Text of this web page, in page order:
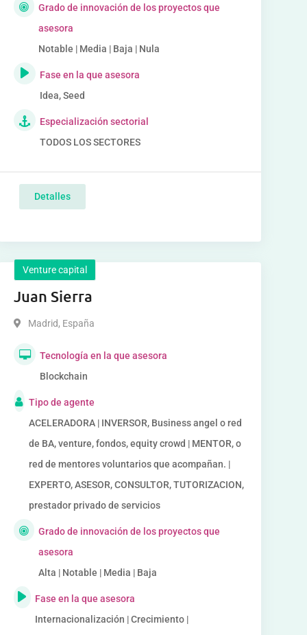
Grado de innovación de los proyectos que
asesora
Notable | Media | Baja | Nula
Fase en la que asesora
Idea, Seed
Especialización sectorial
TODOS LOS SECTORES
Detalles
Venture capital
Juan Sierra
Madrid, España
Tecnología en la que asesora
Blockchain
Tipo de agente
ACELERADORA | INVERSOR, Business angel o red
de BA, venture, fondos, equity crowd | MENTOR, o
red de mentores voluntarios que acompañan. |
EXPERTO, ASESOR, CONSULTOR, TUTORIZACION,
prestador privado de servicios
Grado de innovación de los proyectos que
asesora
Alta | Notable | Media | Baja
Fase en la que asesora
Internacionalización | Crecimiento |